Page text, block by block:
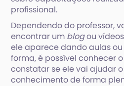
profissional.
Dependendo do professor,
encontrar um blogou
ele aparece dando aulas ou
forma, é possível conhecer
constatar se ele vai ajudar
conhecimento de forma